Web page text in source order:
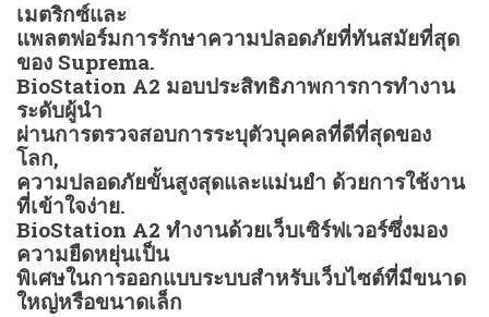
เมตริกซ์และ
แพลตฟอร์มการรักษาความปลอดภัยที่ทันสมัยที่สุด
ของ Suprema.
BioStation A2 มอบประสิทธิภาพการการทำงาน
ระดับผู้นำ
ผ่านการตรวจสอบการระบุตัวบุคคลที่ดีที่สุดของ
โลก,
ความปลอดภัยขั้นสูงสุดและแม่นยำ ด้วยการใช้งาน
ที่เข้าใจง่าย.
BioStation A2 ทำงานด้วยเว็บเซิร์ฟเวอร์ซึ่งมอง
ความยืดหยุ่นเป็น
พิเศษในการออกแบบระบบสำหรับเว็บไซต์ที่มีขนาด
ใหญ่หรือขนาดเล็ก